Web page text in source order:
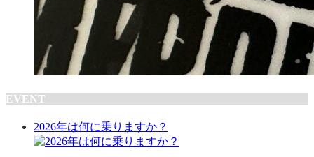
EVENT
2026年は何に乗りますか？